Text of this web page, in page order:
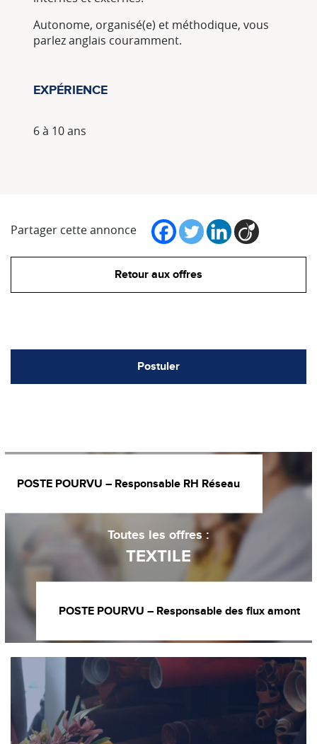
Autonome, organisé(e) et méthodique, vous
parlez anglais couramment.
EXPÉRIENCE
6 à 10 ans
Partager cette annonce
Retour aux offres
Postuler
POSTE POURVU – Responsable RH Réseau
Toutes les offres :
TEXTILE
POSTE POURVU – Responsable des flux amont